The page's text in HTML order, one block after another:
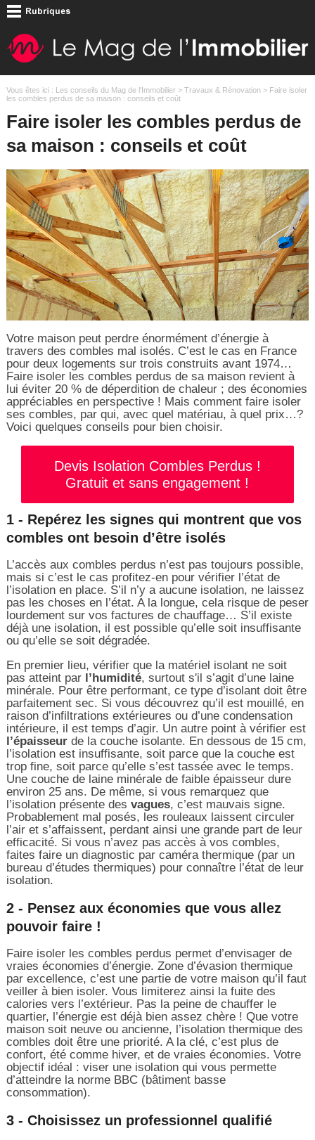
Vous êtes ici : Les conseils du Mag de l'Immobilier> Travaux & Rénovation> Faire isoler
les combles perdus de sa maison : conseils et coût
Faire isoler les combles perdus de
sa maison : conseils et coût
Votre maison peut perdre énormément d’énergie à
travers des combles mal isolés. C’est le cas en France
pour deux logements sur trois construits avant 1974…
Faire isoler les combles perdus de sa maison revient à
lui éviter 20 % de déperdition de chaleur ; des économies
appréciables en perspective ! Mais comment faire isoler
ses combles, par qui, avec quel matériau, à quel prix…?
Voici quelques conseils pour bien choisir.
Devis Isolation Combles Perdus !
Gratuit et sans engagement !
1 - Repérez les signes qui montrent que vos
combles ont besoin d’être isolés
L’accès aux combles perdus n’est pas toujours possible,
mais si c’est le cas profitez-en pour vérifier l’état de
l’isolation en place. S’il n’y a aucune isolation, ne laissez
pas les choses en l’état. A la longue, cela risque de peser
lourdement sur vos factures de chauffage… S’il existe
déjà une isolation, il est possible qu’elle soit insuffisante
ou qu’elle se soit dégradée.
En premier lieu, vérifier que la matériel isolant ne soit
pas atteint par l’humidité, surtout s'il s’agit d’une laine
minérale. Pour être performant, ce type d’isolant doit être
parfaitement sec. Si vous découvrez qu’il est mouillé, en
raison d’infiltrations extérieures ou d’une condensation
intérieure, il est temps d’agir. Un autre point à vérifier est
l’épaisseurde la couche isolante. En dessous de 15 cm,
l’isolation est insuffisante, soit parce que la couche est
trop fine, soit parce qu’elle s’est tassée avec le temps.
Une couche de laine minérale de faible épaisseur dure
environ 25 ans. De même, si vous remarquez que
l’isolation présente des vagues, c’est mauvais signe.
Probablement mal posés, les rouleaux laissent circuler
l’air et s’affaissent, perdant ainsi une grande part de leur
efficacité. Si vous n’avez pas accès à vos combles,
faites faire un diagnostic par caméra thermique (par un
bureau d’études thermiques) pour connaître l’état de leur
isolation.
2 - Pensez aux économies que vous allez
pouvoir faire !
Faire isoler les combles perdus permet d’envisager de
vraies économies d’énergie. Zone d’évasion thermique
par excellence, c’est une partie de votre maison qu’il faut
veiller à bien isoler. Vous limiterez ainsi la fuite des
calories vers l’extérieur. Pas la peine de chauffer le
quartier, l’énergie est déjà bien assez chère ! Que votre
maison soit neuve ou ancienne, l’isolation thermique des
combles doit être une priorité. A la clé, c’est plus de
confort, été comme hiver, et de vraies économies. Votre
objectif idéal : viser une isolation qui vous permette
d’atteindre la norme BBC (bâtiment basse
consommation).
3 - Choisissez un professionnel qualifié